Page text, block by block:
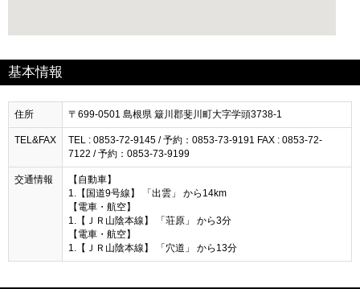
基本情報
住所 〒699-0501 島根県 簸川郡斐川町大字学頭3738-1
TEL&FAX
TEL : 0853-72-9145 / 予約：0853-73-9191 FAX : 0853-72-
7122 / 予約：0853-73-9199
交通情報
【自動車】
1.【国道9号線】 「出雲」 から14km
【電車・航空】
1.【ＪＲ山陰本線】 「荘原」 から3分
【電車・航空】
1.【ＪＲ山陰本線】 「穴道」 から13分